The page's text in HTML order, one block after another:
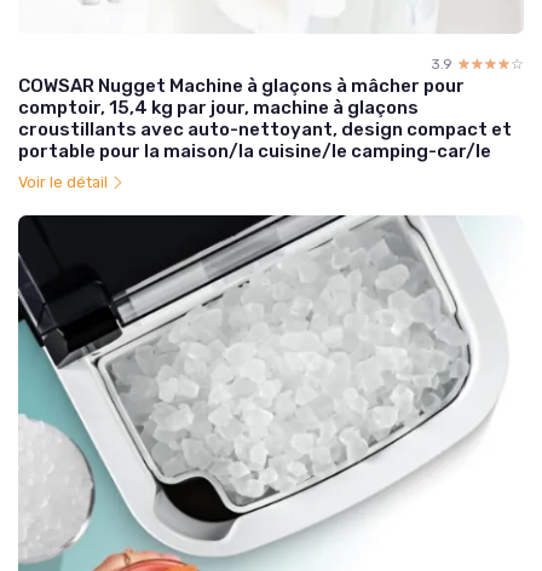
3.9 ☆☆☆☆☆
★★★★★
COWSAR Nugget Machine à glaçons à mâcher pour
comptoir, 15,4 kg par jour, machine à glaçons
croustillants avec auto-nettoyant, design compact et
portable pour la maison/la cuisine/le camping-car/le
Voir le détail